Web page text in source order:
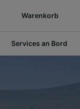
Warenkorb
Services an Bord